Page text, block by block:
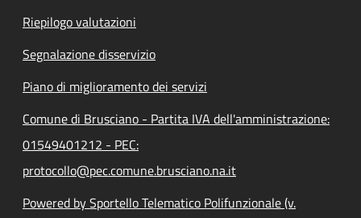
Riepilogo valutazioni
Segnalazione disservizio
Piano di miglioramento dei servizi
Comune di Brusciano - Partita IVA dell'amministrazione:
01549401212 - PEC:
protocollo@pec.comune.brusciano.na.it
Powered by Sportello Telematico Polifunzionale (v.